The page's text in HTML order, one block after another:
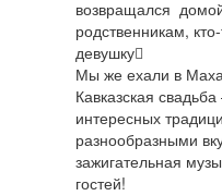
возвращался
родственникам,
девушку
Мы же ехали в
Кавказская
интересных
разнообразными
зажигательная
гостей!